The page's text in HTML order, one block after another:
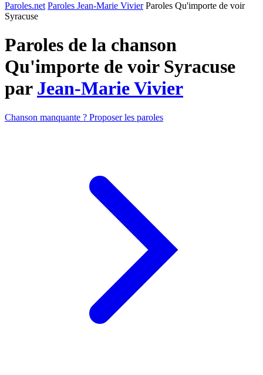
Paroles.net Paroles Jean-Marie Vivier Paroles Qu'importe de voir
Syracuse
Paroles de la chanson
Qu'importe de voir Syracuse
par Jean-Marie Vivier
Chanson manquante ? Proposer les paroles